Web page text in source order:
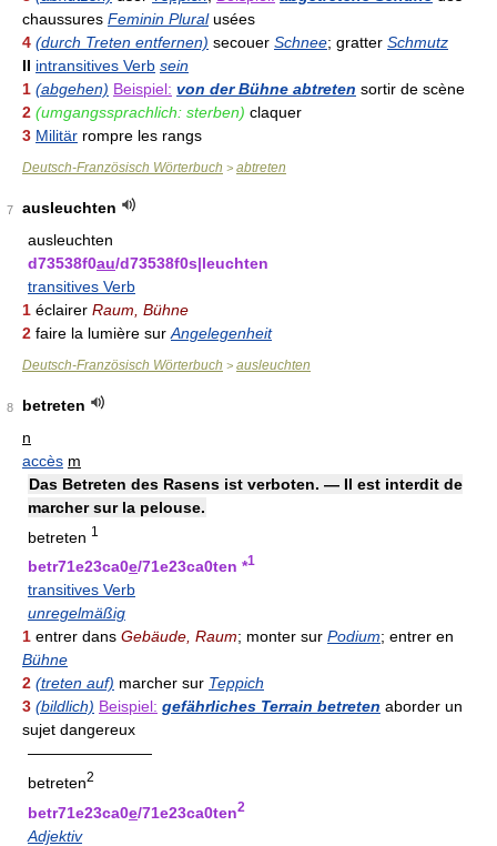
chaussures Feminin Pluralusées
4 (durch Treten entfernen) secouer Schnee; gratter Schmutz
II intransitives Verb sein
1 (abgehen) Beispiel: von der Bühne abtreten sortir de scène
2 (umgangssprachlich: sterben) claquer
3 Militär rompre les rangs
Deutsch-Französisch Wörterbuch > abtreten
7
ausleuchten
ausleuchten
d73538f0au/d73538f0s|leuchten
transitives Verb
1 éclairer Raum, Bühne
2 faire la lumière sur Angelegenheit
Deutsch-Französisch Wörterbuch > ausleuchten
8
betreten
n
accès m
Das Betreten des Rasens ist verboten. — Il est interdit de
marcher sur la pelouse.
betreten 1
betr71e23ca0e/71e23ca0ten *1
transitives Verb
unregelmäßig
1 entrer dans Gebäude, Raum; monter sur Podium; entrer en
Bühne
2 (treten auf) marcher sur Teppich
3 (bildlich) Beispiel: gefährliches Terrain betreten aborder un
sujet dangereux
————————
betreten2
betr71e23ca0e/71e23ca0ten2
Adjektiv